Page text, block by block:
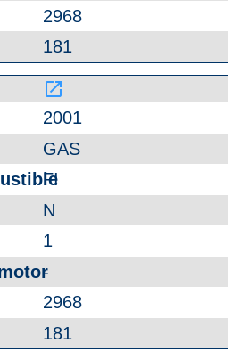
2968
181
launch
2001
GAS
FI
N
1
-
2968
181